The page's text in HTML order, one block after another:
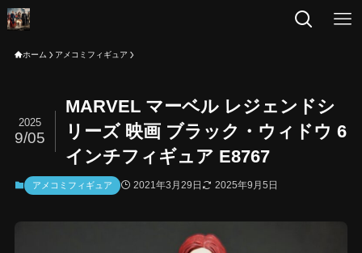
ホーム アメコミフィギュア
MARVEL マーベル レジェンドシ
リーズ 映画 ブラック・ウィドウ 6
インチフィギュア E8767
2025
9/05
アメコミフィギュア 2021年3月29日 2025年9月5日